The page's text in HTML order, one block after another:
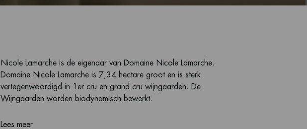
Nicole Lamarche is de eigenaar van Domaine Nicole Lamarche.
Domaine Nicole Lamarche is 7,34 hectare groot en is sterk
vertegenwoordigd in 1er cru en grand cru wijngaarden. De
Wijngaarden worden biodynamisch bewerkt.
Lees meer